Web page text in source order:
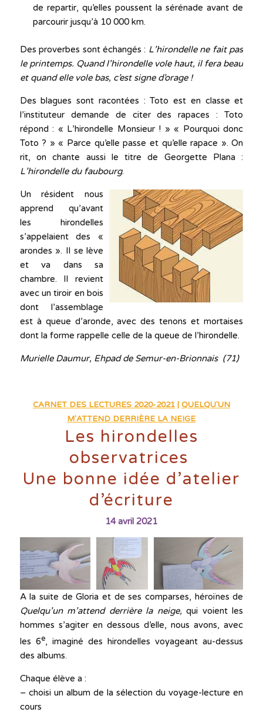
de repartir, qu’elles poussent la sérénade avant de
parcourir jusqu’à 10 000 km.
Des proverbes sont échangés : L’hirondelle ne fait pas
le printemps. Quand l’hirondelle vole haut, il fera beau
et quand elle vole bas, c’est signe d’orage !
Des blagues sont racontées : Toto est en classe et
l’instituteur demande de citer des rapaces : Toto
répond : « L’hirondelle Monsieur ! » « Pourquoi donc
Toto ? » « Parce qu’elle passe et qu’elle rapace ». On
rit, on chante aussi le titre de Georgette Plana :
L’hirondelle du faubourg.
Un résident nous
apprend qu’avant
les hirondelles
s’appelaient des «
arondes ». Il se lève
et va dans sa
chambre. Il revient
avec un tiroir en bois
dont l’assemblage
est à queue d’aronde, avec des tenons et mortaises
dont la forme rappelle celle de la queue de l’hirondelle.
Murielle Daumur, Ehpad de Semur-en-Brionnais (71)
CARNET DES LECTURES 2020-2021| QUELQU'UN
M'ATTEND DERRIÈRE LA NEIGE
Les hirondelles
observatrices
Une bonne idée d’atelier
d’écriture
14 avril 2021
A la suite de Gloria et de ses comparses, héroïnes de
Quelqu’un m’attend derrière la neige,qui voient les
hommes s’agiter en dessous d’elle, nous avons, avec
les 6e, imaginé des hirondelles voyageant au-dessus
des albums.
Chaque élève a :
– choisi un album de la sélection du voyage-lecture en
cours